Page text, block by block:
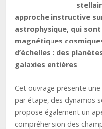
approche instructive
astrophysique, qui
magnétiques
d’échelles : des
galaxies entières
Cet ouvrage présente
par étape, des dynamos
propose également un
compréhension des